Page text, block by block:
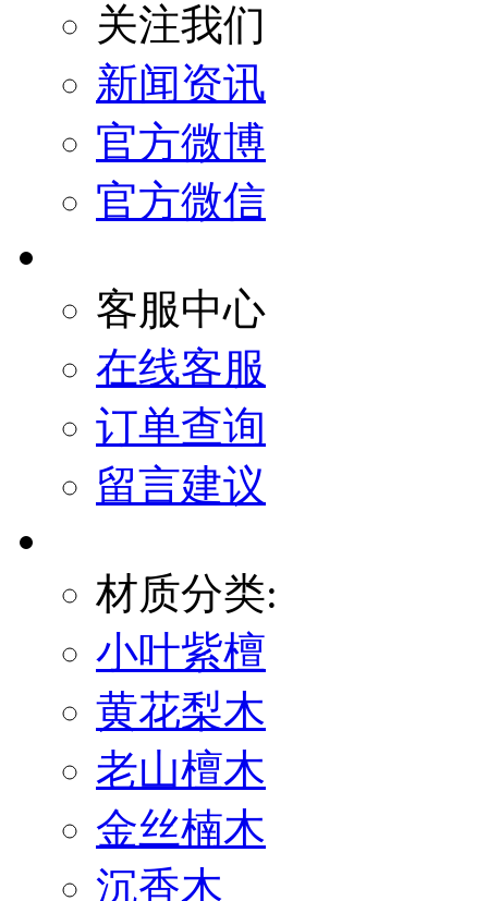
关注我们
新闻资讯
官方微博
官方微信
客服中心
在线客服
订单查询
留言建议
材质分类:
小叶紫檀
黄花梨木
老山檀木
金丝楠木
沉香木